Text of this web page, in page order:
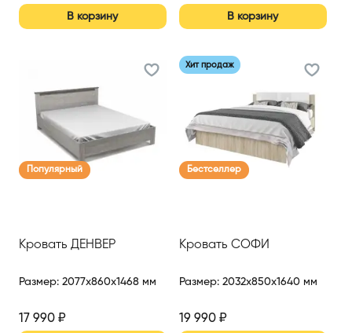
В корзину В корзину
Популярный
Кровать ДЕНВЕР
Размер: 2077x860x1468 мм
17 990 ₽
Хит продаж
Бестселлер
Кровать СОФИ
Размер: 2032x850x1640 мм
19 990₽